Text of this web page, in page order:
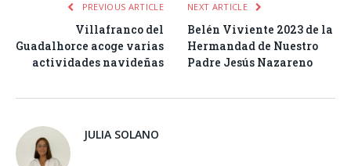
PREVIOUS ARTICLE
Villafranco del
Guadalhorce acoge varias
actividades navideñas
NEXT ARTICLE
Belén Viviente 2023 de la
Hermandad de Nuestro
Padre Jesús Nazareno
JULIA SOLANO